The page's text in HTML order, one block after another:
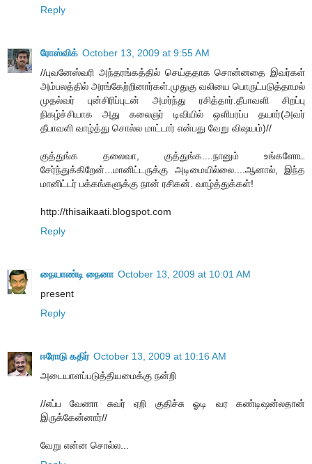
Reply
ரோஸ்விக் October 13, 2009 at 9:55 AM
//புவனேஸ்வரி அந்தரங்கத்தில் செய்ததாக சொன்னதை இவர்கள்
அம்பலத்தில் அரங்கேற்றினார்கள்.முதுகு வலியை பொருட்படுத்தாமல்
முதல்வர் புன்சிரிப்புடன் அமர்ந்து ரசித்தார்.தீபாவளி சிறப்பு
நிகழ்ச்சியாக அது கலைஞர் டிவியில் ஒளிபரப்ப தயார்(அவர்
தீபாவளி வாழ்த்து சொல்ல மாட்டார் என்பது வேறு விஷயம்)//
குத்துங்க தலைவா, குத்துங்க....நானும் உங்களோட
சேர்ந்துக்கிறேன்...மானிட்டருக்கு அடிமையில்லை....ஆனால், இந்த
மானிட்டர் பக்கங்களுக்கு நான் ரசிகன். வாழ்த்துக்கள்!
http://thisaikaati.blogspot.com
Reply
நையாண்டி நைனா October 13, 2009 at 10:01 AM
present
Reply
ஈரோடு கதிர் October 13, 2009 at 10:16 AM
அடையாளப்படுத்தியமைக்கு நன்றி
//எப்ப வேணா சுவர் ஏறி குதிச்சு ஓடி வர கண்டிஷன்லதான்
இருக்கேன்னார்//
வேறு என்ன சொல்ல...